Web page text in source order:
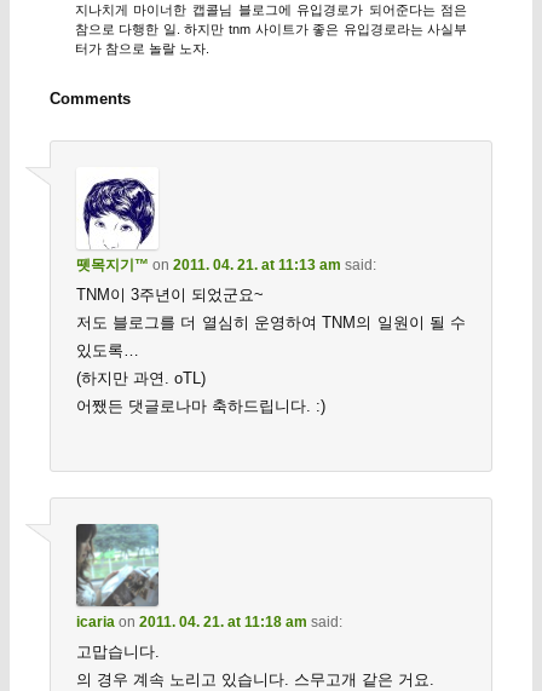
지나치게 마이너한 캡콜님 블로그에 유입경로가 되어준다는 점은
참으로 다행한 일. 하지만 tnm 사이트가 좋은 유입경로라는 사실부
터가 참으로 놀랄 노자.
Comments
뗏목지기™ on 2011. 04. 21. at 11:13 am said:
TNM이 3주년이 되었군요~
저도 블로그를 더 열심히 운영하여 TNM의 일원이 될 수
있도록…
(하지만 과연. oTL)
어쨌든 댓글로나마 축하드립니다. :)
icariaon 2011. 04. 21. at 11:18 am said:
고맙습니다.
의 경우 계속 노리고 있습니다. 스무고개 같은 거요.